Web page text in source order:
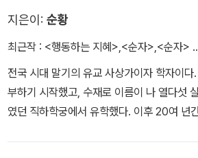
지은이: 순황
최근작 : <행동하는 지혜> <순자> <순자>
전국 시대 말기의 유교 사상가이자 학자이
부하기 시작했고, 수재로 이름이 나 열다섯
였던 직하학궁에서 유학했다. 이후 20여 년